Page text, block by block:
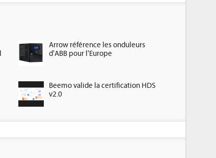
Arrow référence les onduleurs
d'ABB pour l'Europe
Beemo valide la certification HDS
v2.0